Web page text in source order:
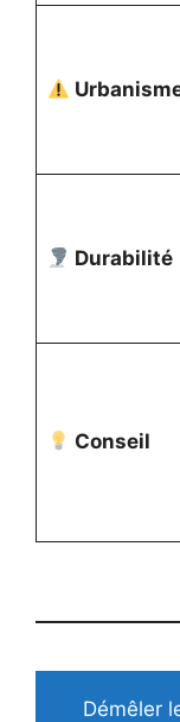
Durabilité
Conseil
Démêler